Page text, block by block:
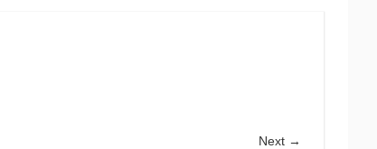
Next →